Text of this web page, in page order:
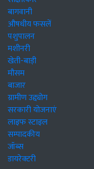
बागवानी
औषधीय फसलें
पशुपालन
मशीनरी
खेती-बाड़ी
मौसम
बाजार
ग्रामीण उद्द्योग
सरकारी योजनाएं
लाइफ स्टाइल
सम्पादकीय
जॉब्स
डायरेक्टरी